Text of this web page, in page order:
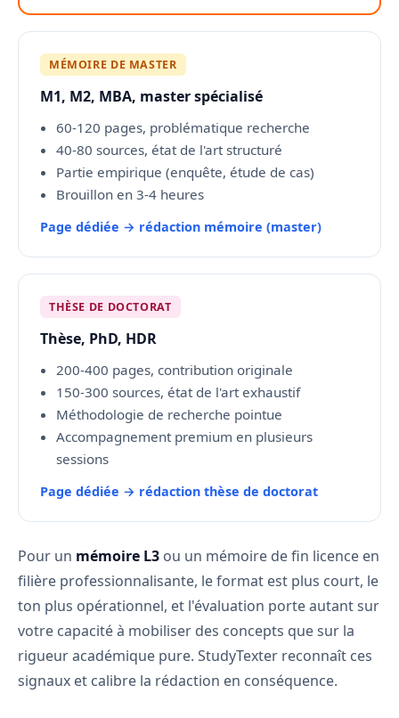
MÉMOIRE DE MASTER
M1, M2, MBA, master spécialisé
60-120 pages, problématique recherche
40-80 sources, état de l'art structuré
Partie empirique (enquête, étude de cas)
Brouillon en 3-4 heures
Page dédiée → rédaction mémoire (master)
THÈSE DE DOCTORAT
Thèse, PhD, HDR
200-400 pages, contribution originale
150-300 sources, état de l'art exhaustif
Méthodologie de recherche pointue
Accompagnement premium en plusieurs
sessions
Page dédiée → rédaction thèse de doctorat
Pour un mémoire L3 ou un mémoire de fin licence en
filière professionnalisante, le format est plus court, le
ton plus opérationnel, et l'évaluation porte autant sur
votre capacité à mobiliser des concepts que sur la
rigueur académique pure. StudyTexter reconnaît ces
signaux et calibre la rédaction en conséquence.